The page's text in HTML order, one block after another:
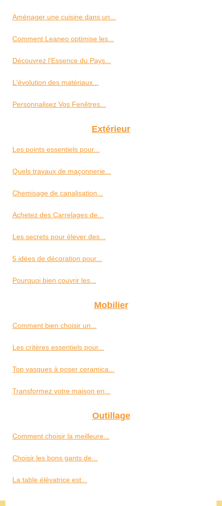
Aménager une cuisine dans un...
Comment Leaneo optimise les...
Découvrez l'Essence du Pays...
L'évolution des matériaux...
Personnalisez Vos Fenêtres...
Extérieur
Les points essentiels pour...
Quels travaux de maçonnerie...
Chemisage de canalisation...
Achetez des Carrelages de...
Les secrets pour élever des...
5 idées de décoration pour...
Pourquoi bien couvrir les...
Mobilier
Comment bien choisir un...
Les critères essentiels pour...
Top vasques à poser ceramica...
Transformez votre maison en...
Outillage
Comment choisir la meilleure...
Choisir les bons gants de...
La table élévatrice est...